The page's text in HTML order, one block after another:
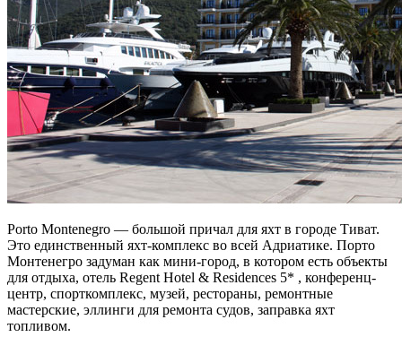
Porto Montenegro — большой причал для яхт в городе Тиват.
Это единственный яхт-комплекс во всей Адриатике. Порто
Монтенегро задуман как мини-город, в котором есть объекты
для отдыха, отель Regent Hotel & Residences 5* , конференц-
центр, спорткомплекс, музей, рестораны, ремонтные
мастерские, эллинги для ремонта судов, заправка яхт
топливом.